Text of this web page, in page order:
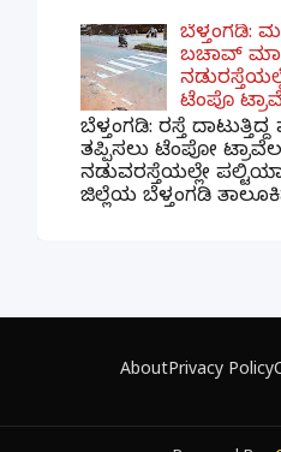
ಬೆಳ್ತಂಗಡಿ:
ಬಚಾವ್
ಟೆಂಪೊ
ಬೆಳ್ತಂಗಡಿ: ರಸ್ತೆ
ತಪ್ಪಿಸಲು ಟೆಂಪೋ
ನಡುವರಸ್ತೆಯಲ್ಲೇ
ಜಿಲ್ಲೆಯ ಬೆಳ್ತಂಗಡಿ
AboutPrivacy Policy
📢 ನಮ್ಮ